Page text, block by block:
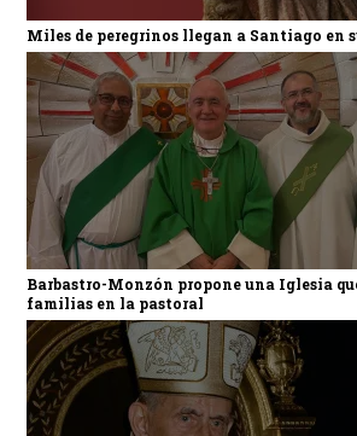
Miles de peregrinos llegan a Santiago en
Barbastro-Monzón propone una Iglesia
familias en la pastoral